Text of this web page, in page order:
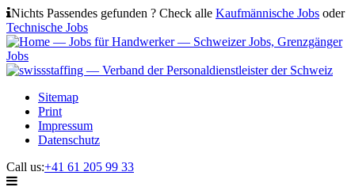
Nichts Passendes gefunden ? Check alle Kaufmännische Jobs oder
Technische Jobs
Sitemap
Print
Impressum
Datenschutz
Call us:+41 61 205 99 33